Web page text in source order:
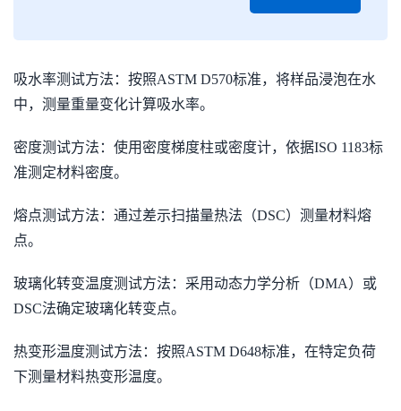
吸水率测试方法：按照ASTM D570标准，将样品浸泡在水
中，测量重量变化计算吸水率。
密度测试方法：使用密度梯度柱或密度计，依据ISO 1183标
准测定材料密度。
熔点测试方法：通过差示扫描量热法（DSC）测量材料熔
点。
玻璃化转变温度测试方法：采用动态力学分析（DMA）或
DSC法确定玻璃化转变点。
热变形温度测试方法：按照ASTM D648标准，在特定负荷
下测量材料热变形温度。